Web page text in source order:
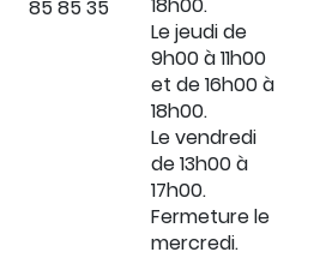
85 85 35
Le jeudi de
9h00 à 11h00
et de 16h00 à
18h00.
Le vendredi
de 13h00 à
17h00.
Fermeture le
mercredi.